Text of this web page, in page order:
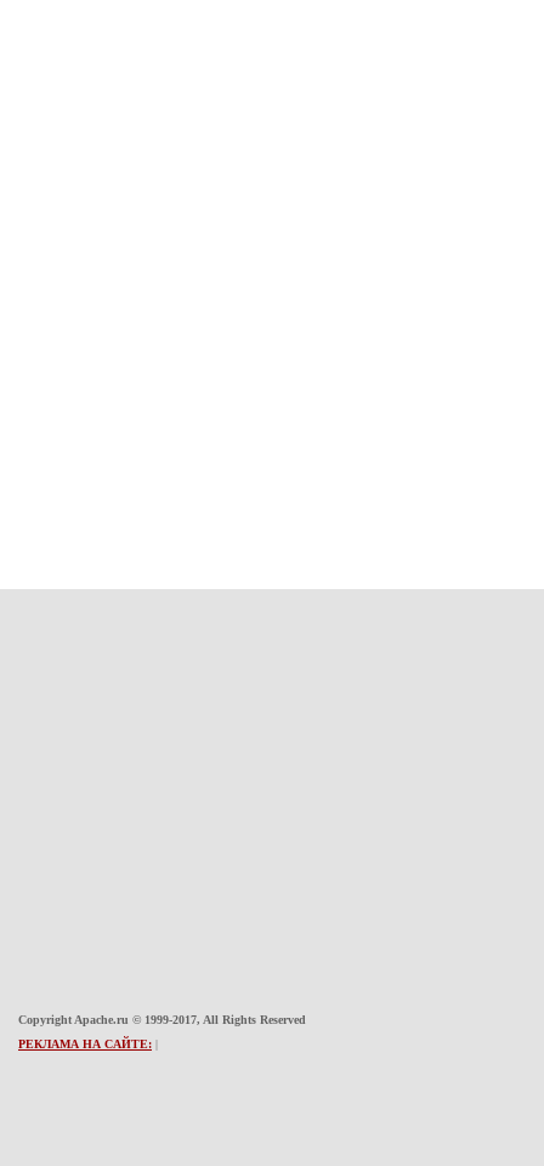
Copyright Apache.ru © 1999-2017, All Rights Reserved
РЕКЛАМА НА САЙТЕ: |